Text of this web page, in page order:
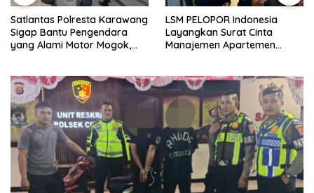
Satlantas Polresta Karawang
Sigap Bantu Pengendara
yang Alami Motor Mogok,
LSM PELOPOR Indonesia
Layangkan Surat Cinta
Manajemen Apartemen